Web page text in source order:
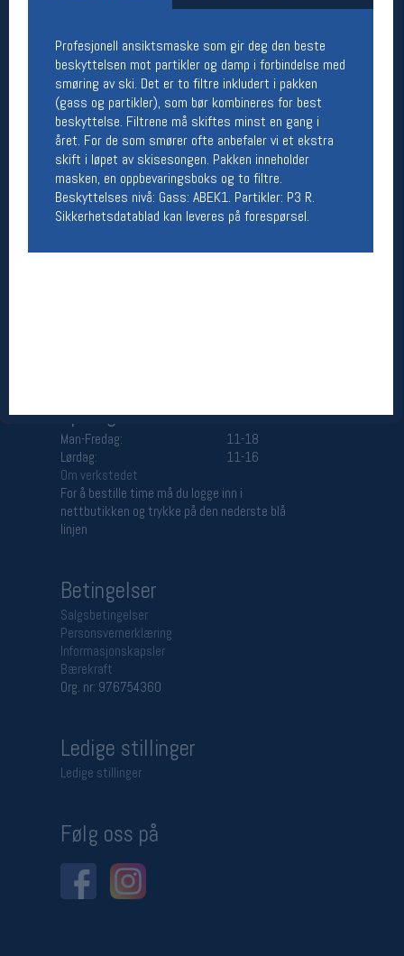
Profesjonell ansiktsmaske som gir deg den beste
beskyttelsen mot partikler og damp i forbindelse med
smøring av ski. Det er to filtre inkludert i pakken
(gass og partikler), som bør kombineres for best
beskyttelse. Filtrene må skiftes minst en gang i
året. For de som smører ofte anbefaler vi et ekstra
skift i løpet av skisesongen. Pakken inneholder
masken, en oppbevaringsboks og to filtre.
Beskyttelses nivå: Gass: ABEK1. Partikler: P3 R.
Sikkerhetsdatablad kan leveres på forespørsel.
Telefon: 23 32 62 00
(telefontid man-fredag klokken 10-13)
Vis i kart
Om oss
Kontakt oss
Åpningstider butikk
Man-Fredag:
11-18
Lørdag:
11-16
Åpningstider verkstedet
Man-Fredag:
11-18
Lørdag:
11-16
Om verkstedet
For å bestille time må du logge inn i
nettbutikken og trykke på den nederste blå
linjen
Betingelser
Salgsbetingelser
Personsvernerklæring
Informasjonskapsler
Bærekraft
Org. nr: 976754360
Ledige stillinger
Ledige stillinger
Følg oss på